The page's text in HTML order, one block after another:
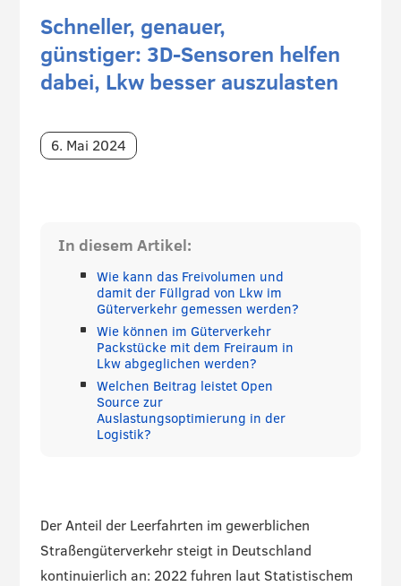
Schneller, genauer,
günstiger: 3D-Sensoren helfen
dabei, Lkw besser auszulasten
6. Mai 2024
In diesem Artikel:
Wie kann das Freivolumen und
damit der Füllgrad von Lkw im
Güterverkehr gemessen werden?
Wie können im Güterverkehr
Packstücke mit dem Freiraum in
Lkw abgeglichen werden?
Welchen Beitrag leistet Open
Source zur
Auslastungsoptimierung in der
Logistik?
Der Anteil der Leerfahrten im gewerblichen
Straßengüterverkehr steigt in Deutschland
kontinuierlich an: 2022 fuhren laut Statistischem